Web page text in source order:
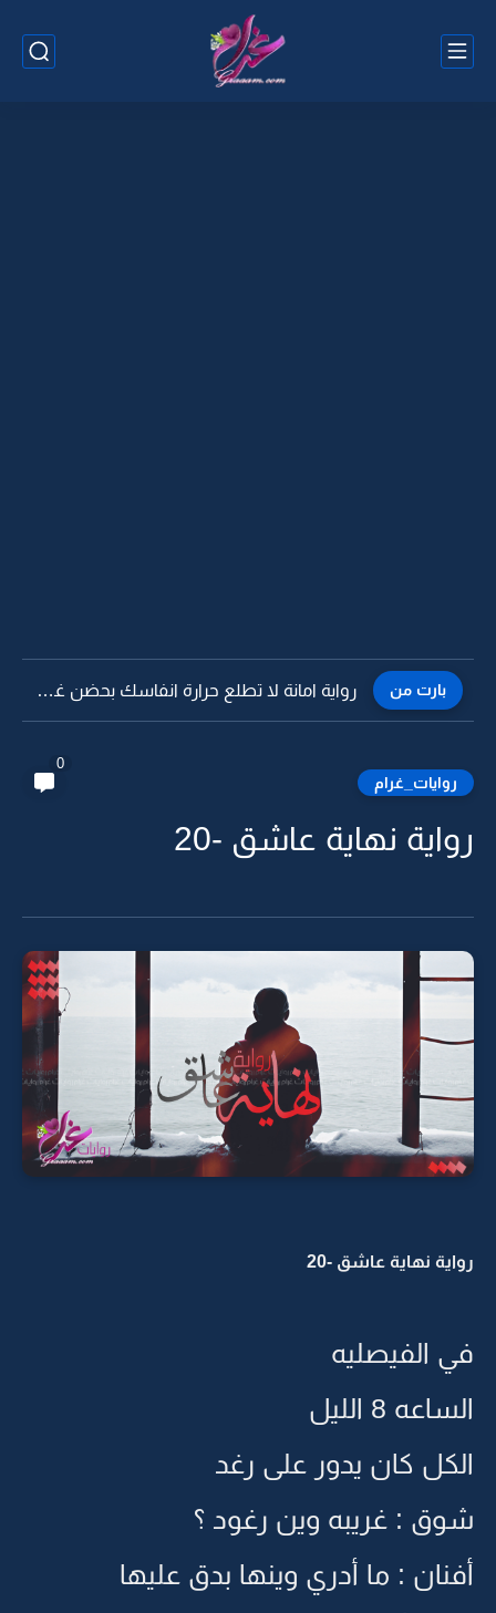
بارت من رواية اعشقه وصعب أنساه لاني نسيت أنساه -29 البارت الاخير
روايات_غرام
0
رواية نهاية عاشق -20
رواية نهاية عاشق -20
في الفيصليه
الساعه 8 الليل
الكل كان يدور على رغد
شوق : غريبه وين رغود ؟
أفنان : ما أدري وينها بدق عليها